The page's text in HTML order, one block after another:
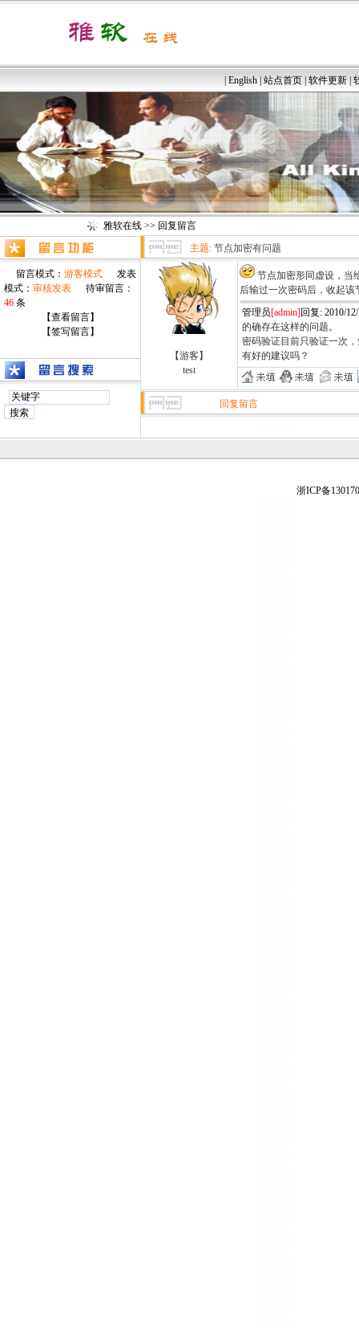
English 站点首页 软件更新
雅软在线 >> 回复留言
留言模式： 游客模式 发表
模式： 审核发表 待审留言：
46 条
【查看留言】
【签写留言】
主题: 节点加密有问题
【游客】
test
节点加密形同虚设，当
后输过一次密码后，收起
管理员[admin] 回复: 2010/
的确存在这样的问题。
密码验证目前只验证一次
有好的建议吗？
回复留言
浙ICP备